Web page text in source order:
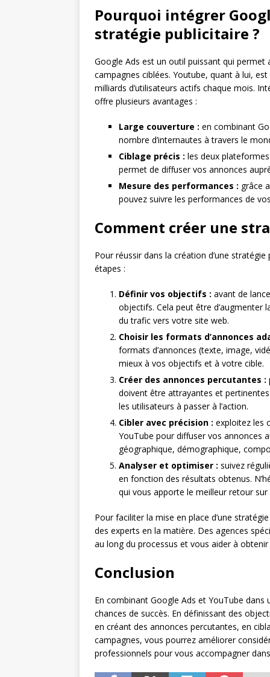
Pourquoi intégrer
stratégie publicitaire ?
Google Ads est un outil puissant qui
campagnes ciblées. Youtube, quant à lui,
milliards d’utilisateurs actifs chaque mois.
offre plusieurs avantages :
Large couverture : en combinant
nombre d’internautes à travers le
Ciblage précis : les deux
permet de diffuser vos annonces
Mesure des performances : grâce
pouvez suivre les performances de
Comment créer une
Pour réussir dans la création d’une
étapes :
Définir vos objectifs : avant de
objectifs. Cela peut être
du trafic vers votre site web.
Choisir les formats d’annonces
formats d’annonces (texte, image,
mieux à vos objectifs et à votre cible.
Créer des annonces percutantes :
doivent être attrayantes et
les utilisateurs à passer à l’action.
Cibler avec précision : exploitez les
YouTube pour diffuser vos annonces
géographique, démographique,
Analyser et optimiser : suivez
en fonction des résultats obtenus.
qui vous apporte le meilleur retour
Pour faciliter la mise en place d’une
des experts en la matière. Des agences
au long du processus et vous aider à
Conclusion
En combinant Google Ads et YouTube
chances de succès. En définissant des
en créant des annonces percutantes, en
campagnes, vous pourrez améliorer
professionnels pour vous accompagner